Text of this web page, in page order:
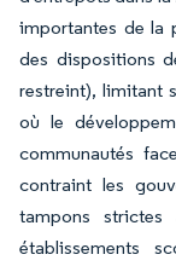
importantes de la
des dispositions
restreint), limitant
où le
communautés
contraint les
tampons
établissements